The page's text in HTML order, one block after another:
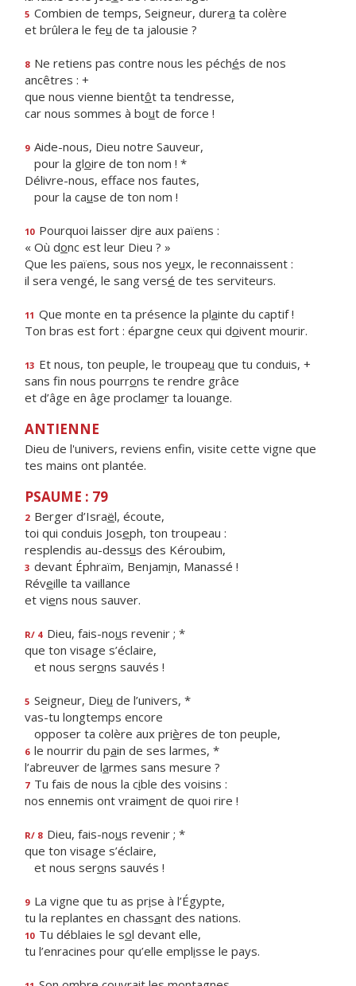
5 Combien de temps, Seigneur, durera ta colère
et brûlera le feu de ta jalousie ?
8 Ne retiens pas contre nous les péchés de nos
ancêtres : +
que nous vienne bientôt ta tendresse,
car nous sommes à bout de force !
9 Aide-nous, Dieu notre Sauveur,
pour la gloire de ton nom ! *
Délivre-nous, efface nos fautes,
pour la cause de ton nom !
10 Pourquoi laisser dire aux païens :
« Où donc est leur Dieu ? »
Que les païens, sous nos yeux, le reconnaissent :
il sera vengé, le sang versé de tes serviteurs.
11 Que monte en ta présence la plainte du captif !
Ton bras est fort : épargne ceux qui doivent mourir.
13 Et nous, ton peuple, le troupeau que tu conduis, +
sans fin nous pourrons te rendre grâce
et d’âge en âge proclamer ta louange.
ANTIENNE
Dieu de l'univers, reviens enfin, visite cette vigne que
tes mains ont plantée.
PSAUME : 79
2 Berger d’Israël, écoute,
toi qui conduis Joseph, ton troupeau :
resplendis au-dessus des Kéroubim,
3 devant Éphraïm, Benjamin, Manassé !
Réveille ta vaillance
et viens nous sauver.
R/ 4 Dieu, fais-nous revenir ; *
que ton visage s’éclaire,
et nous serons sauvés !
5 Seigneur, Dieu de l’univers, *
vas-tu longtemps encore
opposer ta colère aux prières de ton peuple,
6 le nourrir du pain de ses larmes, *
l’abreuver de larmes sans mesure ?
7 Tu fais de nous la cible des voisins :
nos ennemis ont vraiment de quoi rire !
R/ 8 Dieu, fais-nous revenir ; *
que ton visage s’éclaire,
et nous serons sauvés !
9 La vigne que tu as prise à l’Égypte,
tu la replantes en chassant des nations.
10 Tu déblaies le sol devant elle,
tu l’enracines pour qu’elle emplisse le pays.